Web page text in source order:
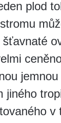
plod
šťavnaté
jiného
v